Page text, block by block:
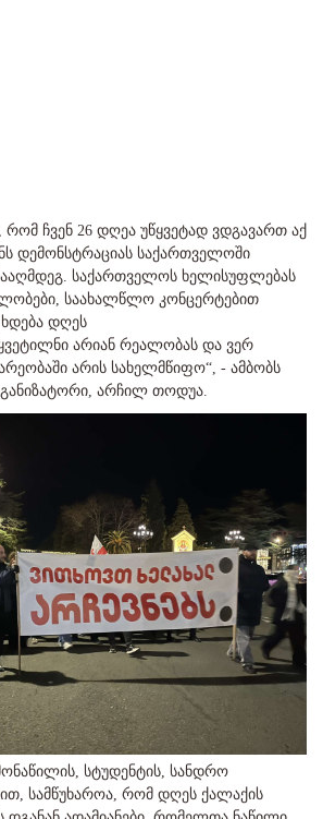
რომ ჩვენ 26 დღეა უწყვეტად ვდგავართ აქ
დემონსტრაციას საქართველოში
საქართველოს ხელისუფლებას
საახალწლო კონცერტებით
დღეს
არიან რეალობას და ვერ
არის სახელმწიფო“, - ამბობს
არჩილ თოდუა.
სტუდენტის, სანდრო
სამწუხაროა, რომ დღეს ქალაქის